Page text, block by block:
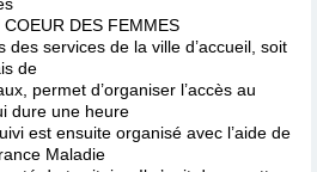
DES FEMMES
des services de la ville d’accueil, soit
de
permet d’organiser l’accès au
dure une heure
est ensuite organisé avec l’aide de
Maladie